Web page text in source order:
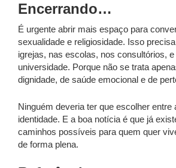
Encerrando…
É urgente abrir mais espaço para
sexualidade e religiosidade. Isso
igrejas, nas escolas, nos consultórios,
universidade. Porque não se trata
dignidade, de saúde emocional e de
Ninguém deveria ter que escolher entre
identidade. E a boa notícia é que já
caminhos possíveis para quem quer
de forma plena.